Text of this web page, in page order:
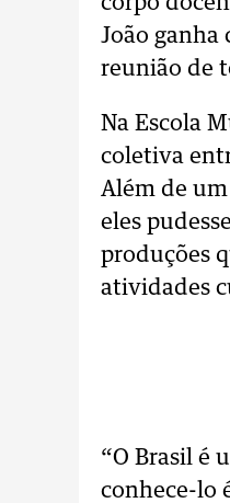
João ganha
reunião de
Na Escola
coletiva
Além de
eles
produções
atividades
“O Brasil é
conhece-lo